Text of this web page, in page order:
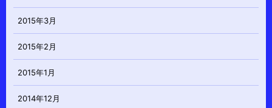
2015年3月
2015年2月
2015年1月
2014年12月